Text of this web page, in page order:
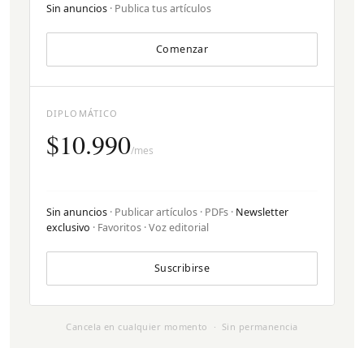
Sin anuncios · Publica tus artículos
Comenzar
DIPLOMÁTICO
$10.990/mes
Sin anuncios · Publicar artículos · PDFs · Newsletter
exclusivo · Favoritos · Voz editorial
Suscribirse
Cancela en cualquier momento · Sin permanencia